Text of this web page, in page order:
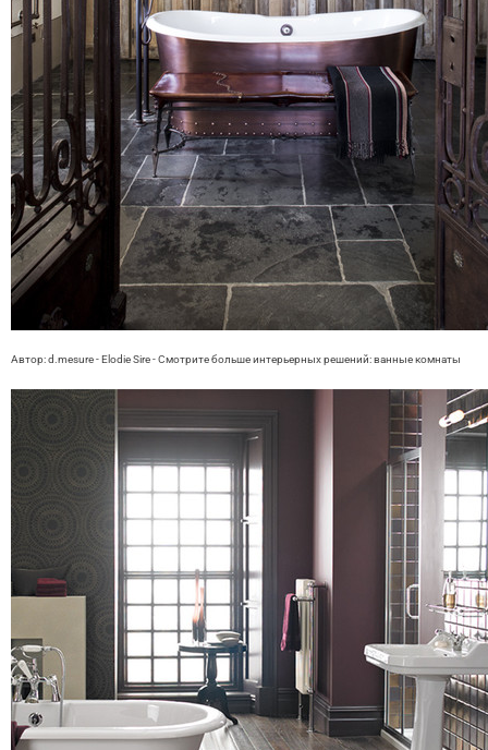
Автор: d.mesure - Elodie Sire- Смотрите больше интерьерных решений:ванные комнаты